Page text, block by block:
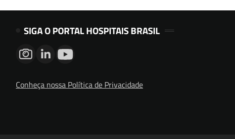
SIGA O PORTAL HOSPITAIS BRASIL
Conheça nossa Política de Privacidade